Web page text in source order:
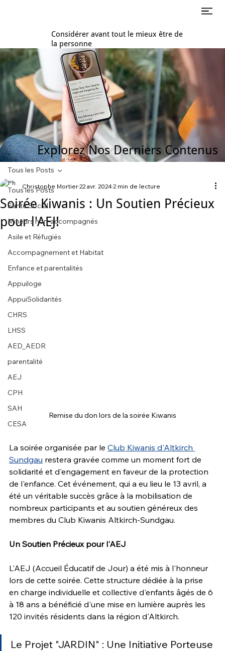
Considérer avant tout le mieux être de
la personne
Explorez Nos Derniers Contenus
Tous les Posts
Santé Social
Mineurs non-accompagnés
Asile et Réfugiés
Accompagnement et Habitat
Enfance et parentalités
Appuiloge
AppuiSolidarités
CHRS
LHSS
AED_AEDR
parentalité
AEJ
CPH
SAH
CESA
Tous les Posts
Soirée Kiwanis : Un Soutien Précieux
pour l'AEJ!
Christophe Mortier22 avr. 20242 min de lecture
Remise du don lors de la soirée Kiwanis
La soirée organisée par le Club Kiwanis d'Altkirch
Sundgau restera gravée comme un moment fort de
solidarité et d'engagement en faveur de la protection
de l'enfance. Cet événement, qui a eu lieu le 13 avril, a
été un véritable succès grâce à la mobilisation de
nombreux participants et au soutien généreux des
membres du Club Kiwanis Altkirch-Sundgau.
Un Soutien Précieux pour l'AEJ
L'AEJ (Accueil Éducatif de Jour) a été mis à l'honneur
lors de cette soirée. Cette structure dédiée à la prise
en charge individuelle et collective d'enfants âgés de 6
à 18 ans a bénéficié d'une mise en lumière auprès les
120 invités résidents dans la région d'Altkirch.
Le Projet "JARDIN" : Une Initiative Porteuse